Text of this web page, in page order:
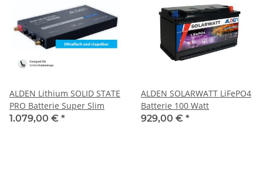
ALDEN Lithium SOLID STATE
PRO Batterie Super Slim
1.079,00 € *
ALDEN SOLARWATT LiFePO4
Batterie 100 Watt
929,00 € *